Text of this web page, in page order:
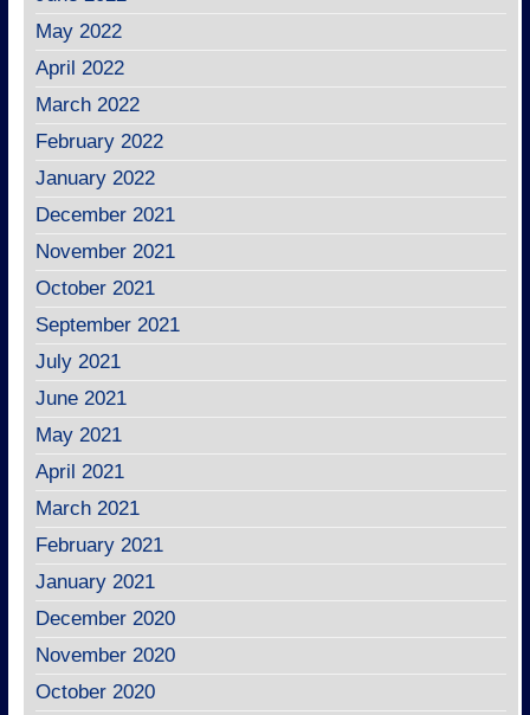
May 2022
April 2022
March 2022
February 2022
January 2022
December 2021
November 2021
October 2021
September 2021
July 2021
June 2021
May 2021
April 2021
March 2021
February 2021
January 2021
December 2020
November 2020
October 2020